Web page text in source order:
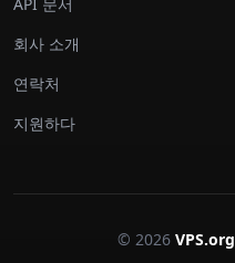
회사 소개
연락처
지원하다
© 2026 VPS.org